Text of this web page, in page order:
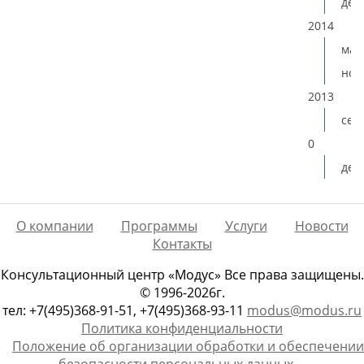
2014
мая
2013
0
О компании Программы Услуги
Новости
Контакты
Консультационный центр «Модус» Все права защищены.
© 1996-2026г.
тел: +7(495)368-91-51, +7(495)368-93-11 modus@modus.ru
Политика конфиденциальности
Положение об организации обработки и обеспечении